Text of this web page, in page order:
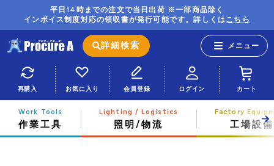
平日14時までの注文で当日出荷 ※一部商品除く
インボイス制度対応の領収書が発行可能です。詳しくはこちら
詳細検索
再購入 お気に入り 会員登録 ログイン カート
作業工具 照明/物流 工場設備